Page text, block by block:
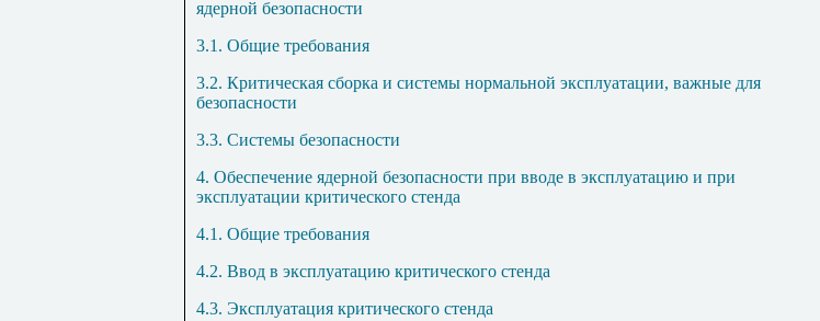
ядерной безопасности
3.1. Общие требования
3.2. Критическая сборка и системы нормальной эксплуатации, важные для
безопасности
3.3. Системы безопасности
4. Обеспечение ядерной безопасности при вводе в эксплуатацию и при
эксплуатации критического стенда
4.1. Общие требования
4.2. Ввод в эксплуатацию критического стенда
4.3. Эксплуатация критического стенда